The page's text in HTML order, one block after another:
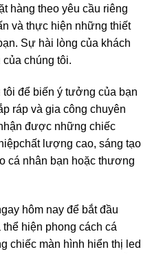
hàng theo yêu cầu riêng
và thực hiện những thiết
Sự hài lòng của khách
chúng tôi.
tôi để biến ý tưởng của bạn
ráp và gia công chuyên
được những chiếc
lượng cao, sáng tạo
cá nhân bạn hoặc thương
hôm nay để bắt đầu
hiện phong cách cá
chiếc màn hình hiển thị led